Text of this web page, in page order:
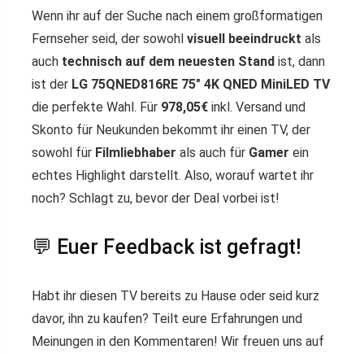
Wenn ihr auf der Suche nach einem großformatigen
Fernseher seid, der sowohl visuell beeindruckt als
auch technisch auf dem neuesten Stand ist, dann
ist der LG 75QNED816RE 75″ 4K QNED MiniLED TV
die perfekte Wahl. Für 978,05€ inkl. Versand und
Skonto für Neukunden bekommt ihr einen TV, der
sowohl für Filmliebhaber als auch für Gamer ein
echtes Highlight darstellt. Also, worauf wartet ihr
noch? Schlagt zu, bevor der Deal vorbei ist!
💬 Euer Feedback ist gefragt!
Habt ihr diesen TV bereits zu Hause oder seid kurz
davor, ihn zu kaufen? Teilt eure Erfahrungen und
Meinungen in den Kommentaren! Wir freuen uns auf